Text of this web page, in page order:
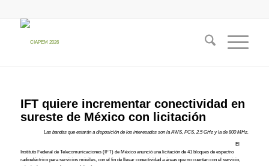
IFT quiere incrementar conectividad en
sureste de México con licitación
Las bandas que estarán a disposición de los interesados son la AWS, PCS, 2.5 GHz y la de 800 MHz.
El
Instituto Federal de Telecomunicaciones (IFT) de México anunció una licitación de 41 bloques de espectro
radioeléctrico para servicios móviles, con el fin de llevar conectividad a áreas que no cuentan con el servicio,